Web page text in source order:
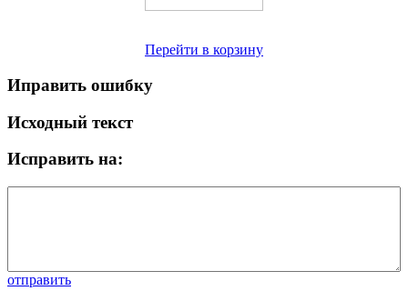
Перейти в корзину
Иправить ошибку
Исходный текст
Исправить на:
отправить